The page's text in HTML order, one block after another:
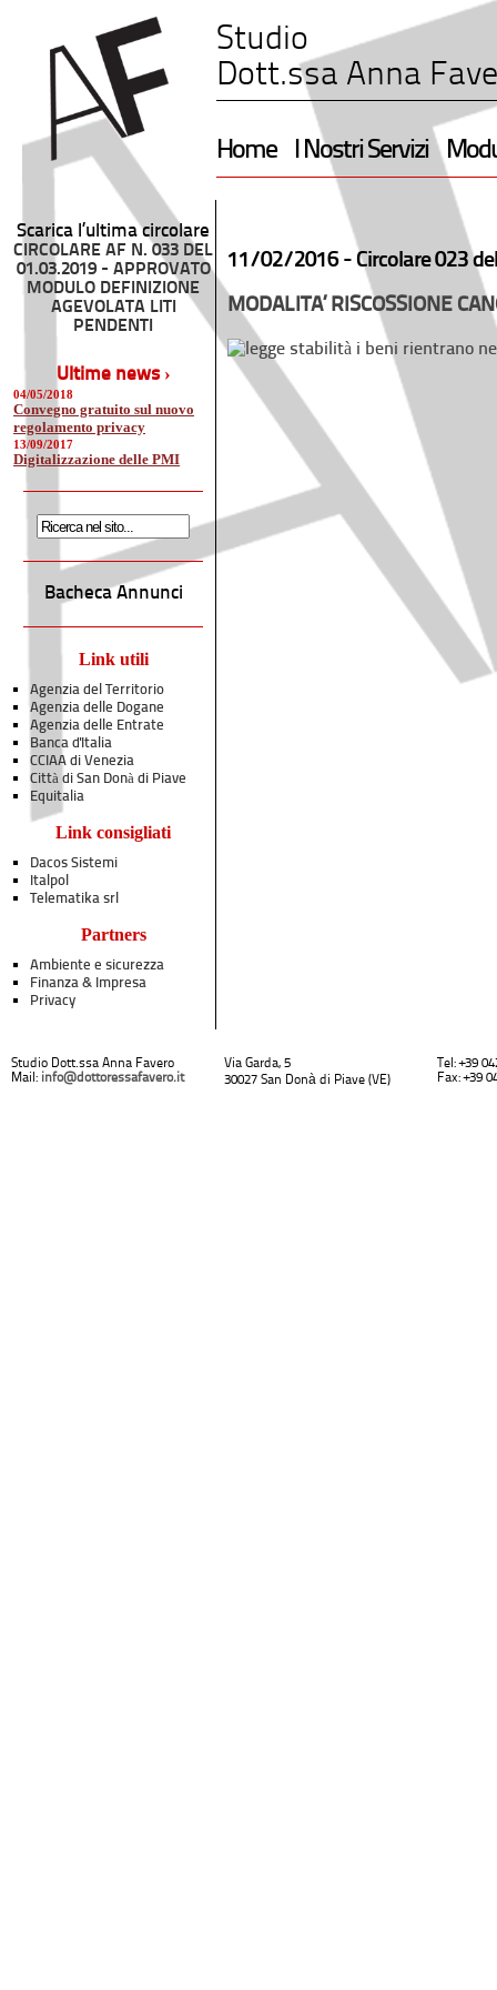
Studio
Dott.ssa Anna
Home I Nostri Servizi
Scarica l’ultima circolare
CIRCOLARE AF N. 033 DEL
01.03.2019 - APPROVATO
MODULO DEFINIZIONE
AGEVOLATA LITI
PENDENTI
Ultime news ›
04/05/2018
Convegno gratuito sul nuovo
regolamento privacy
13/09/2017
Digitalizzazione delle PMI
Bacheca Annunci
Link utili
Agenzia del Territorio
Agenzia delle Dogane
Agenzia delle Entrate
Banca d'Italia
CCIAA di Venezia
Città di San Donà di Piave
Equitalia
Link consigliati
Dacos Sistemi
Italpol
Telematika srl
Partners
Ambiente e sicurezza
Finanza & Impresa
Privacy
11/02/2016 - Circolare 023
MODALITA’ RISCOSSIONE
Studio Dott.ssa Anna Favero
Mail: info@dottoressafavero.it
Via Garda, 5
30027 San Donà di Piave (VE)
Tel: +39
Fax: +39